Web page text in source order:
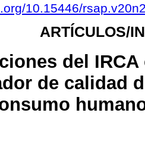
10.15446/
ARTÍCULOS/
del IRCA
de calidad